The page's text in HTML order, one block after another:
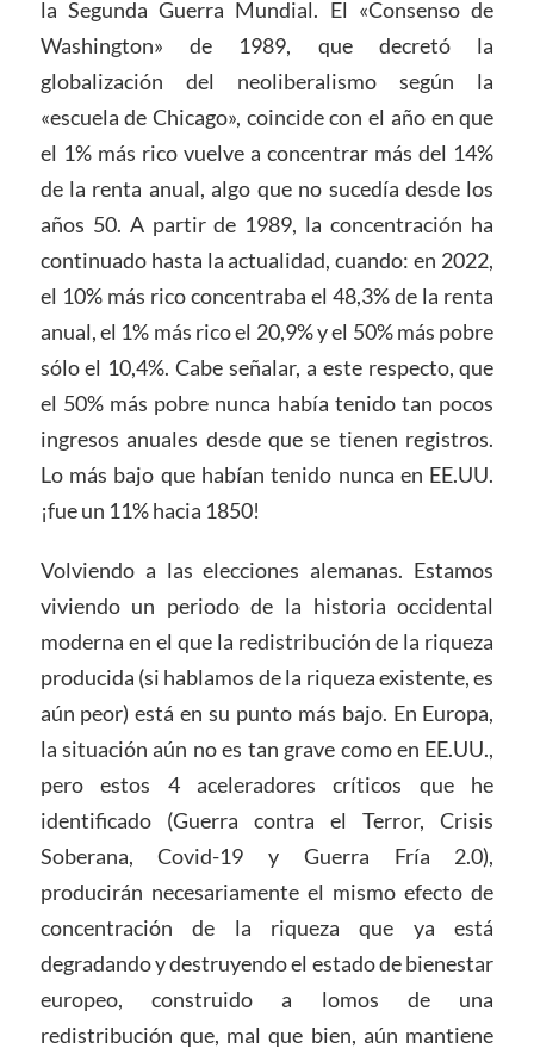
la Segunda Guerra Mundial. El «Consenso de
Washington» de 1989, que decretó la
globalización del neoliberalismo según la
«escuela de Chicago», coincide con el año en que
el 1% más rico vuelve a concentrar más del 14%
de la renta anual, algo que no sucedía desde los
años 50. A partir de 1989, la concentración ha
continuado hasta la actualidad, cuando: en 2022,
el 10% más rico concentraba el 48,3% de la renta
anual, el 1% más rico el 20,9% y el 50% más pobre
sólo el 10,4%. Cabe señalar, a este respecto, que
el 50% más pobre nunca había tenido tan pocos
ingresos anuales desde que se tienen registros.
Lo más bajo que habían tenido nunca en EE.UU.
¡fue un 11% hacia 1850!
Volviendo a las elecciones alemanas. Estamos
viviendo un periodo de la historia occidental
moderna en el que la redistribución de la riqueza
producida (si hablamos de la riqueza existente, es
aún peor) está en su punto más bajo. En Europa,
la situación aún no es tan grave como en EE.UU.,
pero estos 4 aceleradores críticos que he
identificado (Guerra contra el Terror, Crisis
Soberana, Covid-19 y Guerra Fría 2.0),
producirán necesariamente el mismo efecto de
concentración de la riqueza que ya está
degradando y destruyendo el estado de bienestar
europeo, construido a lomos de una
redistribución que, mal que bien, aún mantiene